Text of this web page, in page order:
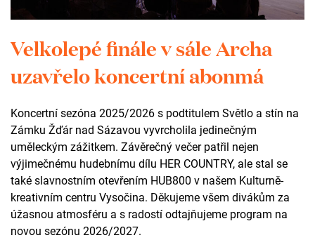
Potřebujete poradit? Kontaktujte Lenku.
Event manager
+420 735 123 752
kremlackova@zamekzdar.cz
Kontakt
Velkolepé finále v sále Archa
uzavřelo koncertní abonmá
Koncertní sezóna 2025/2026 s podtitulem Světlo a stín na
Zámku Žďár nad Sázavou vyvrcholila jedinečným
uměleckým zážitkem. Závěrečný večer patřil nejen
výjimečnému hudebnímu dílu HER COUNTRY, ale stal se
také slavnostním otevřením HUB800 v našem Kulturně-
kreativním centru Vysočina. Děkujeme všem divákům za
úžasnou atmosféru a s radostí odtajňujeme program na
novou sezónu 2026/2027.